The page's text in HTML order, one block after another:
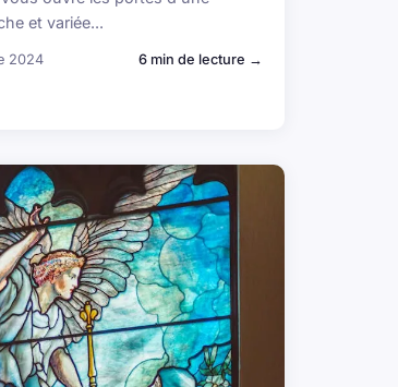
et variée...
2024 6 min de lecture →